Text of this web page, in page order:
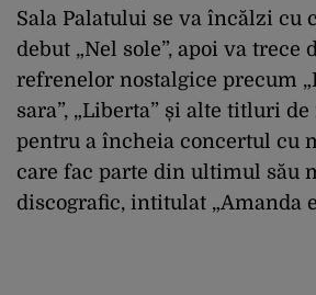
Sala Palatului se va încălzi cu
debut „Nel sole”, apoi va
refrenelor nostalgice precum
sara”, „Liberta” și alte titluri
pentru a încheia concertul cu
care fac parte din ultimul său
discografic, intitulat „Amanda